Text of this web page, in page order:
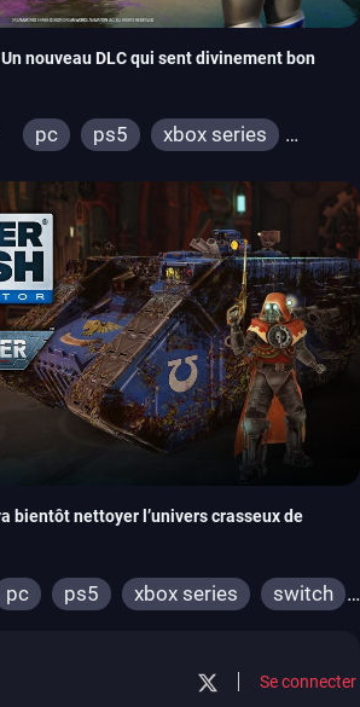
nouveau DLC qui sent divinement bon
pc ps5
xbox series
meta quest
bientôt nettoyer l’univers crasseux de
pc ps5 xbox series
switch
Se connecter